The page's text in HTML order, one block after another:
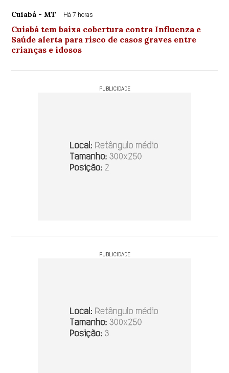
Cuiabá - MT Há 7 horas
Cuiabá tem baixa cobertura contra Influenza e
Saúde alerta para risco de casos graves entre
crianças e idosos
PUBLICIDADE
PUBLICIDADE